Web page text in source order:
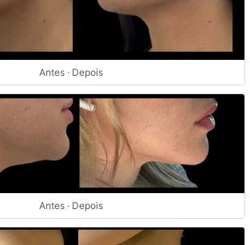
Antes · Depois
Antes · Depois